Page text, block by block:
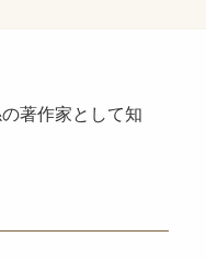
著作家として知